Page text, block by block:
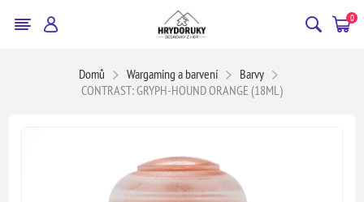
0
Domů Wargaming a barvení
Barvy
CONTRAST: GRYPH-HOUND ORANGE (18ML)